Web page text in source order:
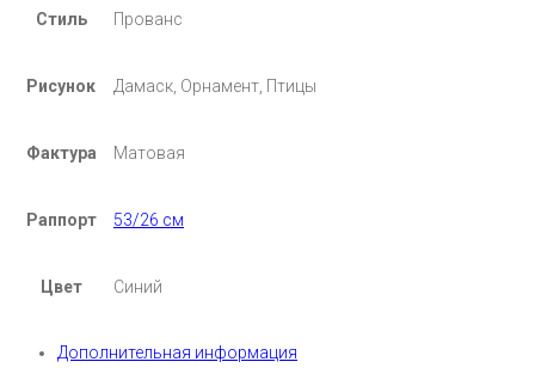
Стиль Прованс
Рисунок Дамаск, Орнамент, Птицы
Фактура Матовая
Раппорт 53/26 см
Цвет Синий
Дополнительная информация